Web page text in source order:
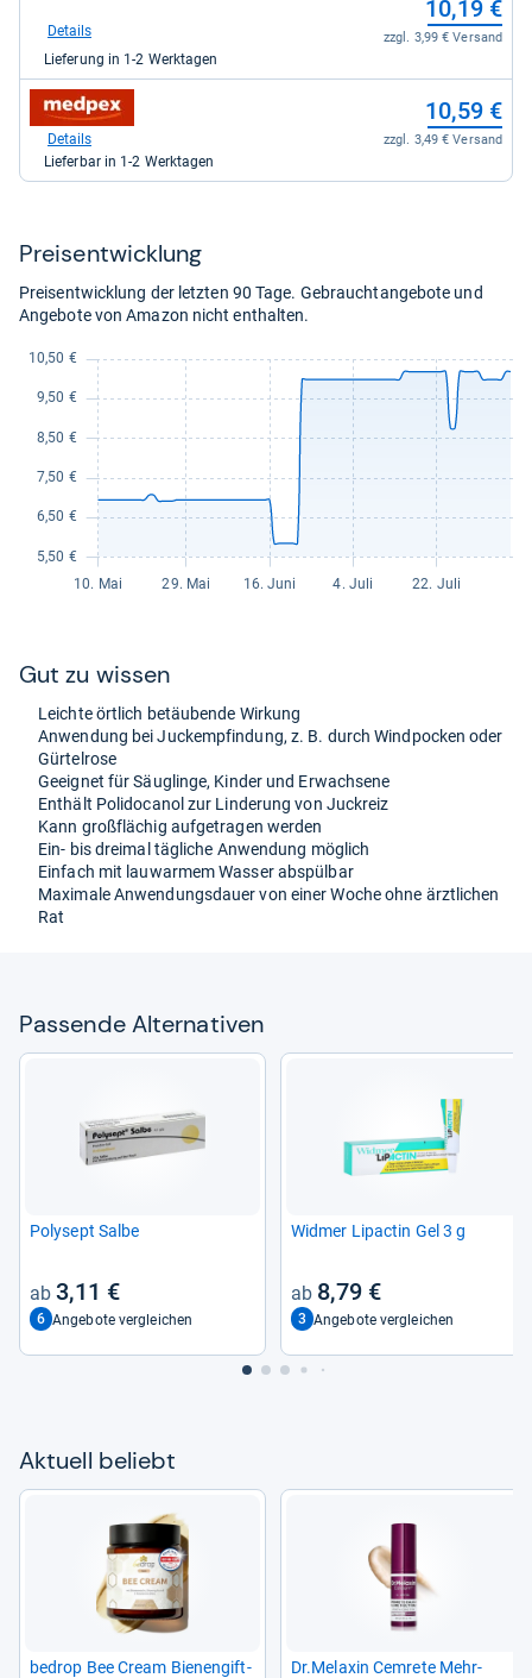
Shop
DE
für
10,19
kaufen.
10,19 €
zzgl. 3,99 € Versand
Details
Lieferung in 1-2 Werktagen
zum
Shop:
medpex
10,59 €
zzgl. 3,49 € Versand
Details
Lieferbar in 1-2 Werktagen
Preis­ent­wick­lung
Preisentwicklung der letzten 90 Tage. Gebrauchtangebote und
Angebote von Amazon nicht enthalten.
Gut zu wis­sen
Leichte ört­lich betäu­bende Wir­kung
Anwen­dung bei Juck­emp­fin­dung, z. B. durch Wind­po­cken oder
Gür­tel­rose
Geeig­net für Säug­linge, Kin­der und Erwach­sene
Ent­hält Poli­do­ca­nol zur Lin­de­rung von Juck­reiz
Kann groß­flä­chig auf­ge­tra­gen wer­den
Ein-​ bis drei­mal täg­li­che Anwen­dung mög­lich
Ein­fach mit lau­war­mem Was­ser abspül­bar
Maxi­male Anwen­dungs­dauer von einer Woche ohne ärzt­li­chen
Rat
Pas­sende Alter­na­ti­ven
Poly­sept Salbe
3,11 €
6 Angebote vergleichen
Wid­mer Lipac­tin Gel 3 g
8,79 €
3 Angebote vergleichen
Aktu­ell beliebt
bedrop Bee Cream Bie­nen­gift­
Dr.Mela­xin Cem­rete Mehr­